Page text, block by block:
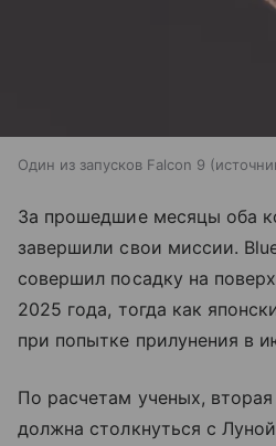
Один из запусков Falcon 9
За прошедшие месяцы оба
завершили свои миссии.
совершил посадку на
2025 года, тогда как
при попытке прилунения в
По расчетам ученых,
должна столкнуться с